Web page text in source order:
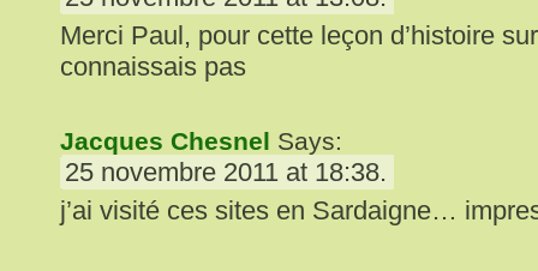
Merci Paul, pour cette leçon d’histoire
connaissais pas
Jacques Chesnel Says:
25 novembre 2011 at 18:38.
j’ai visité ces sites en Sardaigne…